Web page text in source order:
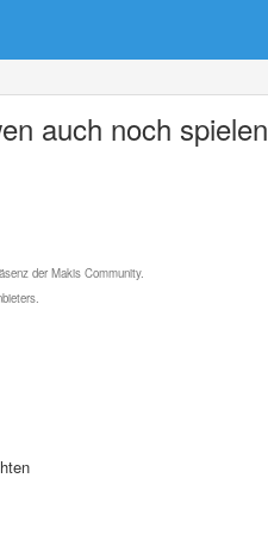
auch noch spielen
der Makis Community.